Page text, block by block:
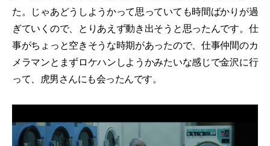
た。じゃあどうしようかって思っていても時間ばかりが過
ぎていくので、とりあえず動き出そうと思ったんです。仕
事がちょっと空きそうな時期があったので、仕事仲間のカ
メラマンとまずロケハンしようかみたいな感じで金沢に行
って、虎男さんにも会ったんです。